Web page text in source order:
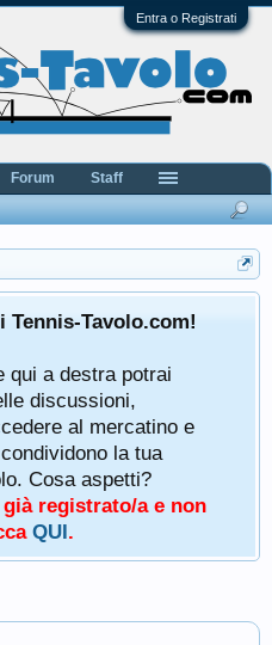
Entra o Registrati
Tavolo.com!
qui a destra potrai
discussioni,
al mercatino e
la tua
Cosa aspetti?
già registrato/a e non
QUI.
Forum Staff